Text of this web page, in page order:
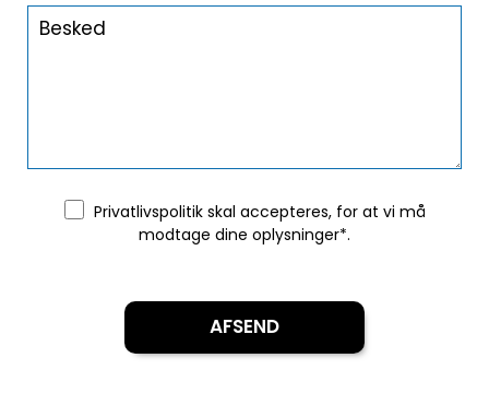
Privatlivspolitikskal accepteres, for at vi må
modtage dine oplysninger*.